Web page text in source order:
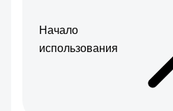
Начало
использования